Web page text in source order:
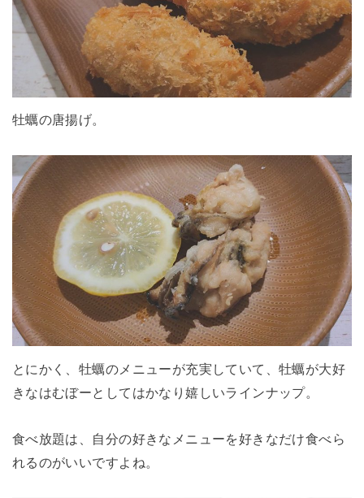
牡蠣の唐揚げ。
とにかく、牡蠣のメニューが充実していて、牡蠣が大好
きなはむぼーとしてはかなり嬉しいラインナップ。
食べ放題は、自分の好きなメニューを好きなだけ食べら
れるのがいいですよね。